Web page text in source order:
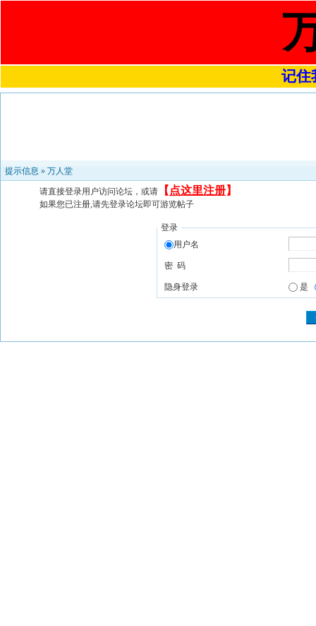
记住
提示信息 » 万人堂
请直接登录用户访问论坛，或请 【 点这里注册】
如果您已注册,请先登录论坛即可游览帖子
登录
用户名
密 码
隐身登录 是